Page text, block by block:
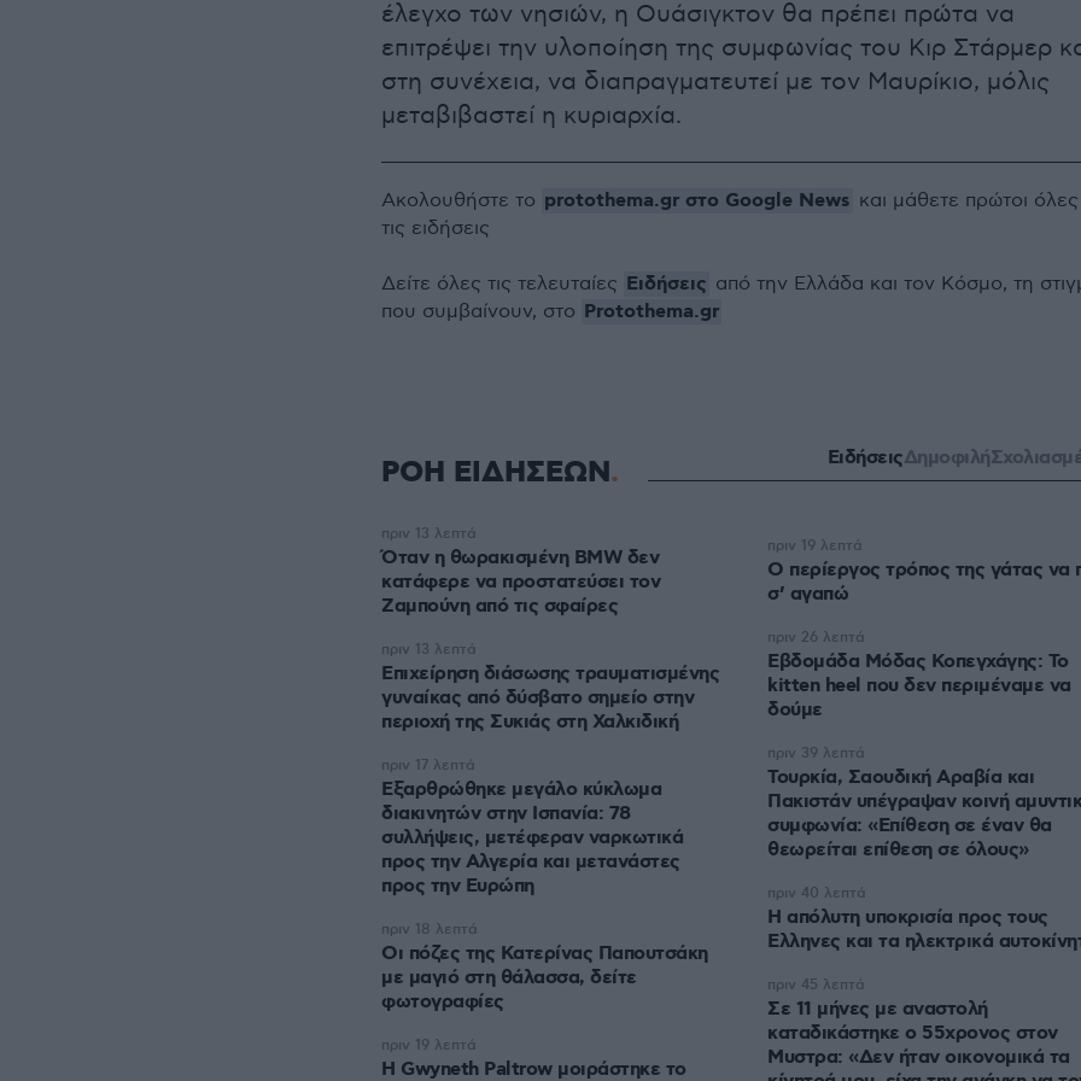
έλεγχο των νησιών, η Ουάσιγκτον θα πρέπει πρώτα να
επιτρέψει την υλοποίηση της συμφωνίας του Κιρ Στάρμερ
στη συνέχεια, να διαπραγματευτεί με τον Μαυρίκιο, μόλις
μεταβιβαστεί η κυριαρχία.
Ακολουθήστε το protothema.gr στο Google News και μάθετε πρώτοι όλες
τις ειδήσεις
Δείτε όλες τις τελευταίες Ειδήσεις από την Ελλάδα και τον Κόσμο, τη
που συμβαίνουν, στο Protothema.gr
ΡΟΗ ΕΙΔΗΣΕΩΝ ΕιδήσειςΔημοφιλή
Όταν η θωρακισμένη BMW δεν
κατάφερε να προστατεύσει τον
Ζαμπούνη από τις σφαίρες
πριν 13 λεπτά
Επιχείρηση διάσωσης τραυματισμένης
γυναίκας από δύσβατο σημείο στην
περιοχή της Συκιάς στη Χαλκιδική
πριν 13 λεπτά
Εξαρθρώθηκε μεγάλο κύκλωμα
διακινητών στην Ισπανία: 78
συλλήψεις, μετέφεραν ναρκωτικά
προς την Αλγερία και μετανάστες
προς την Ευρώπη
πριν 17 λεπτά
Οι πόζες της Κατερίνας Παπουτσάκη
με μαγιό στη θάλασσα, δείτε
φωτογραφίες
πριν 18 λεπτά
Η Gwyneth Paltrow μοιράστηκε το
πριν 19 λεπτά
Ο περίεργος τρόπος της γάτας να
σ’ αγαπώ
πριν 19 λεπτά
Εβδομάδα Μόδας Κοπεγχάγης: Το
kitten heel που δεν περιμέναμε να
δούμε
πριν 26 λεπτά
Τουρκία, Σαουδική Αραβία και
Πακιστάν υπέγραψαν κοινή
συμφωνία: «Επίθεση σε έναν θα
θεωρείται επίθεση σε όλους»
πριν 39 λεπτά
Η απόλυτη υποκρισία προς τους
Ελληνες και τα ηλεκτρικά
πριν 40 λεπτά
Σε 11 μήνες με αναστολή
καταδικάστηκε ο 55χρονος στον
Μυστρα: «Δεν ήταν οικονομικά τα
πριν 45 λεπτά